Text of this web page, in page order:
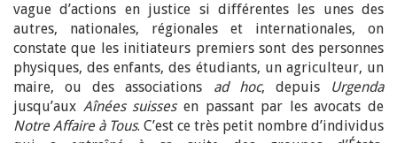
vague d’actions en justice si différentes les unes des
autres, nationales, régionales et internationales, on
constate que les initiateurs premiers sont des personnes
physiques, des enfants, des étudiants, un agriculteur, un
maire, ou des associations ad hoc, depuis
Urgenda
jusqu’aux Aînées suissesen passant par les avocats de
Notre Affaire à Tous. C’est ce très petit nombre d’individus